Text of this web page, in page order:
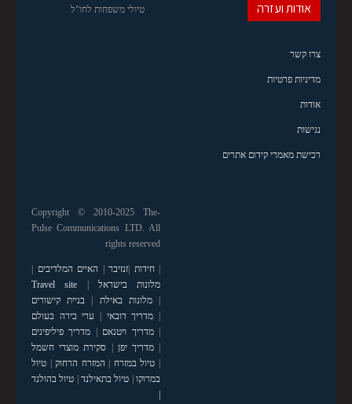
טיולי משפחות לחו"ל אודות ועזרה
צרו קשר
מדיניות פרטיות
אודות
נגישות
רכישת מאמרי קידום אתרים
Copyright © 2010-2025 The-
Pulse Communications LTD. All
rights reserved
|חידות זנזיבר האיים המלדיבים
מלונות בישראל
Travel site
|מלונות באילת
בניית קישורים
מדריך דובאי
ערי בירה בעולם
|מדריך ויטנאם
מדריך פיליפינים
|מדריך יפן
סקירת מוצרי חשמל
טיול במזרח המזרח הרחוק| טיול
במרוקו| טיול בתאילנד| טיול בהולנד